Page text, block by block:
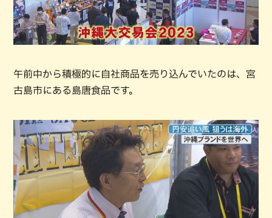
午前中から積極的に自社商品を売り込んでいたのは、宮
古島市にある島唐食品です。